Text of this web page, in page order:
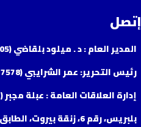
إتصل
المدير العام : د . ميلود بلقاضي (0661100605)
رئيس التحرير: عمر الشرايبي (0707717578)
إدارة العلاقات العامة : عبلة مجبر (0707315941)